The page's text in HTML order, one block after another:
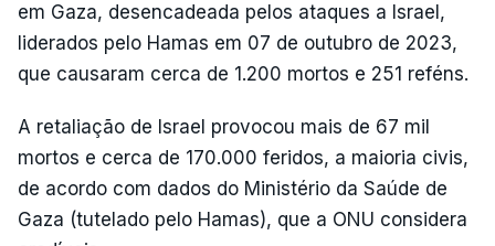
em Gaza, desencadeada pelos ataques a Israel,
liderados pelo Hamas em 07 de outubro de 2023,
que causaram cerca de 1.200 mortos e 251 reféns.
A retaliação de Israel provocou mais de 67 mil
mortos e cerca de 170.000 feridos, a maioria civis,
de acordo com dados do Ministério da Saúde de
Gaza (tutelado pelo Hamas), que a ONU considera